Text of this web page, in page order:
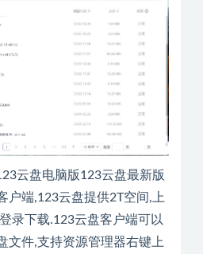
云盘电脑版123云盘最新版
户端,123云盘提供2T空间,上
录下载.123云盘客户端可以
文件,支持资源管理器右键上